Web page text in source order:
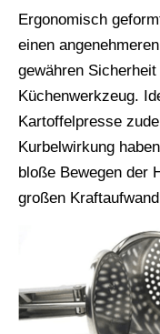
Ergonomisch
einen
gewähren
Küchenwerkzeug.
Kartoffelpresse
Kurbelwirkung
bloße Bewegen der
großen